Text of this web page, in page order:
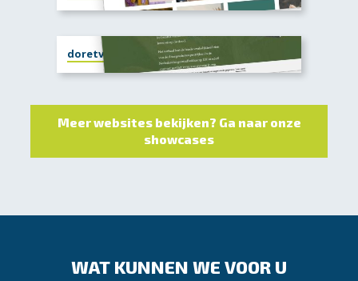
doretvoulon.nl
Meer websites bekijken? Ga naar onze
showcases
WAT KUNNEN WE VOOR U